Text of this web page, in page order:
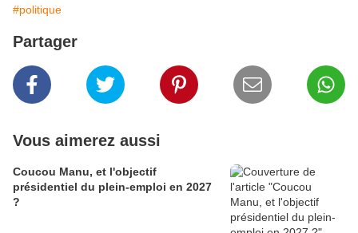
#politique
Partager
Vous aimerez aussi
Coucou Manu, et l'objectif
présidentiel du plein-emploi en 2027
?